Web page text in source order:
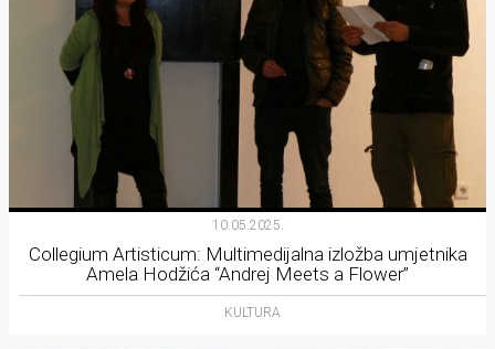
10.05.2025.
Collegium Artisticum: Multimedijalna izložba umjetnika
Amela Hodžića “Andrej Meets a Flower”
KULTURA